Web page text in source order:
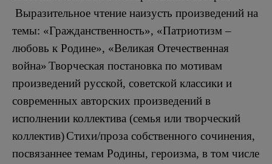
Выразительное чтение наизусть произведений на
темы: «Гражданственность», «Патриотизм –
любовь к Родине», «Великая Отечественная
война»Творческая постановка по мотивам
произведений русской, советской классики и
современных авторских произведений в
исполнении коллектива (семья или творческий
коллектив)Стихи/проза собственного сочинения,
посвязаннее темам Родины, героизма, в том числе